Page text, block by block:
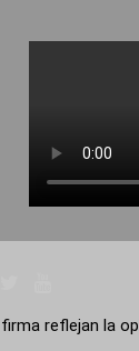
reflejan la